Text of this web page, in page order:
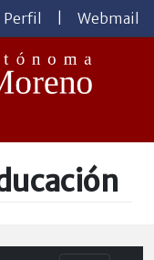
Perfil Webmail